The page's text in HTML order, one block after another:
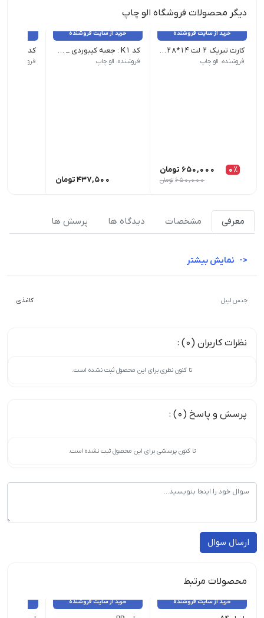
دیگر محصولات فروشگاه الو چاپ
خرید از سایت فروشنده
کارت تبریک 2 لت 14*28 _ 100 عدد
فروشنده: الو چاپ
0٪ 650,000 تومان
650,000 تومان
خرید از سایت فروشنده
کد K1 : جعبه کیبوردی _ 25 عدد
فروشنده: الو چاپ
437,500تومان
فروشنده: الو
معرفی مشخصات دیدگاه ها پرسش ها
جنس لیبل کاغذی
نظرات کاربران (0) :
تا کنون نظری برای این محصول ثبت نشده است.
پرسش و پاسخ (0) :
تا کنون پرسشی برای این محصول ثبت نشده است.
ارسال سوال
محصولات مرتبط
خرید از سایت فروشنده خرید از سایت فروشنده